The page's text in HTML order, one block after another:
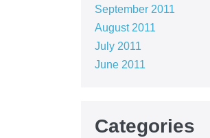
September 2011
August 2011
July 2011
June 2011
Categories